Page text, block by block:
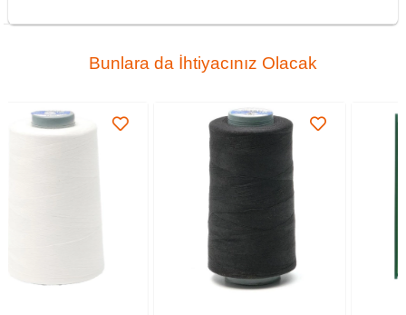
Bunlara da İhtiyacınız Olacak